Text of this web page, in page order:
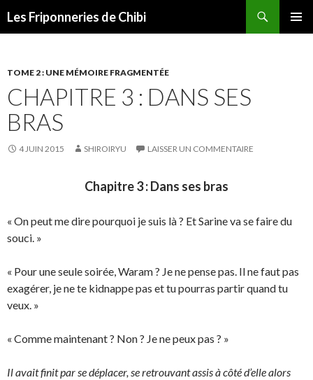
Les Friponneries de Chibi
TOME 2 : UNE MÉMOIRE FRAGMENTÉE
CHAPITRE 3 : DANS SES
BRAS
4 JUIN 2015 SHIROIRYU LAISSER UN COMMENTAIRE
Chapitre 3 : Dans ses bras
« On peut me dire pourquoi je suis là ? Et Sarine va se faire du
souci. »
« Pour une seule soirée, Waram ? Je ne pense pas. Il ne faut pas
exagérer, je ne te kidnappe pas et tu pourras partir quand tu
veux. »
« Comme maintenant ? Non ? Je ne peux pas ? »
Il avait finit par se déplacer, se retrouvant assis à côté d’elle alors